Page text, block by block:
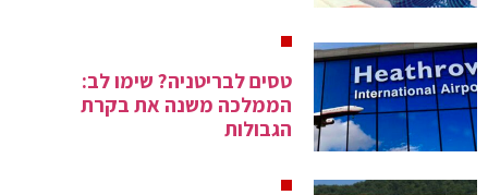
טסים לבריטניה? שימו לב:
הממלכה משנה את בקרת
הגבולות